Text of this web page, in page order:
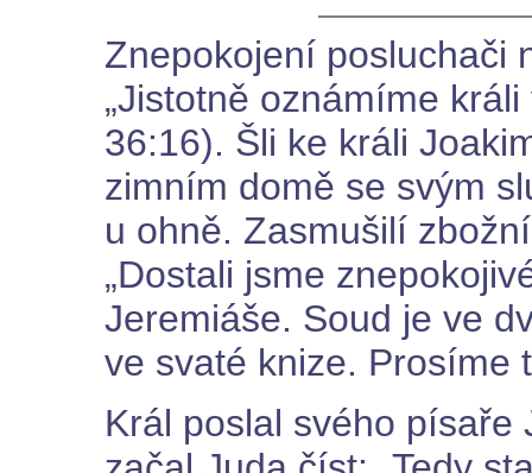
Znepokojení posluchači
„Jistotně oznámíme
36:16). Šli ke králi
zimním domě se svým
u ohně. Zasmušilí
„Dostali jsme
Jeremiáše. Soud je ve
ve svaté knize. Prosíme
Král poslal svého písaře